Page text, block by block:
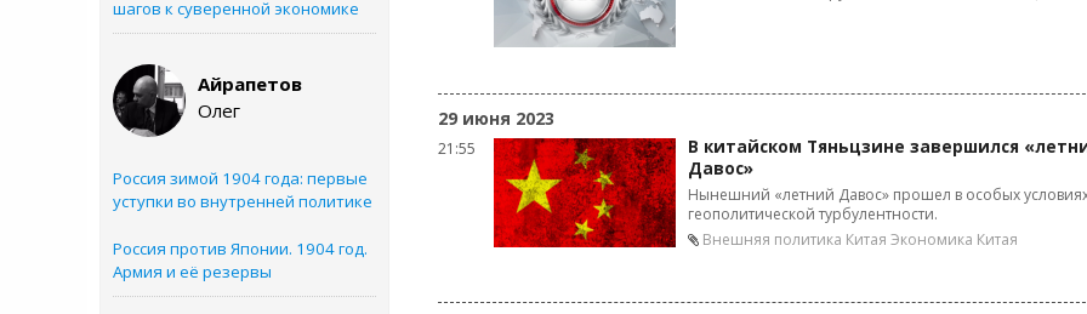
шагов к суверенной экономике
Айрапетов
Олег
Россия зимой 1904 года: первые
уступки во внутренней политике
Россия против Японии. 1904 год.
Армия и её резервы
29 июня 2023
21:55
В китайском Тяньцзине завершился
Давос»
Нынешний «летний Давос» прошел в особых
геополитической турбулентности.
Внешняя политика Китая Экономика Китая